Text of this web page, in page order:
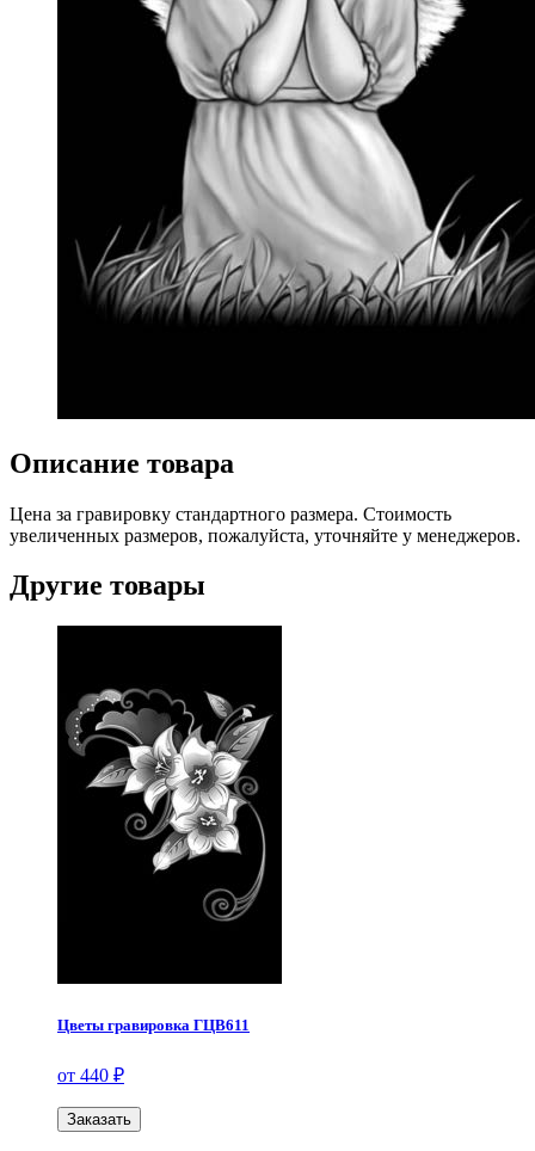
Описание товара
Цена за гравировку стандартного размера. Стоимость
увеличенных размеров, пожалуйста, уточняйте у менеджеров.
Другие товары
Цветы гравировка ГЦВ611
от 440 ₽
Заказать